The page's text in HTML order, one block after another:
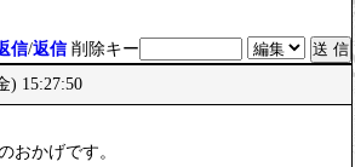
信/返信 削除キー
) 15:27:50
おかげです。